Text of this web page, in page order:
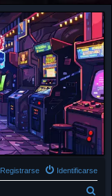
Identificarse
Registrarse